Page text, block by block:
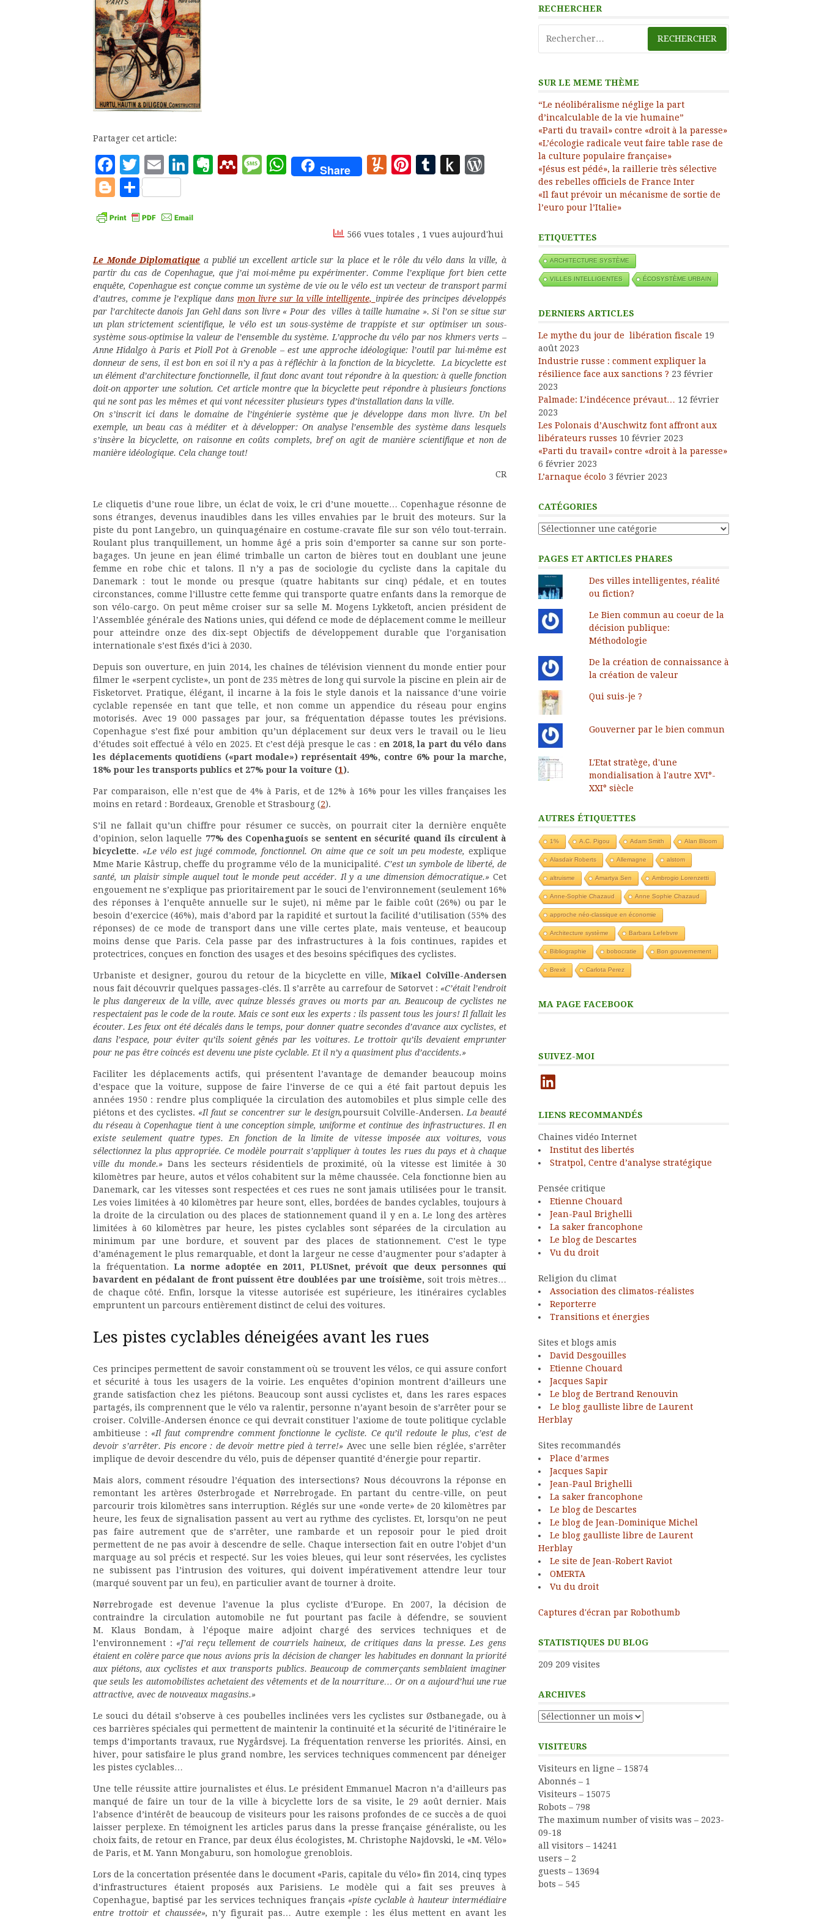
Partager cet article:
Facebook
Twitter
EmailLinkedIn
Evernote
Mendeley
Message
WhatsApp
Share Yummly
Pinterest
Tumblr
PushWordPress
Blogger
Partager
566 vues totales , 1 vues aujourd'hui
Le Monde Diplomatique a publié un excellent article sur la place et le rôle du vélo dans la ville, à
partir du cas de Copenhague, que j’ai moi-même pu expérimenter. Comme l’explique fort bien cette
enquête, Copenhague est conçue comme un système de vie ou le vélo est un vecteur de transport parmi
d’autres, comme je l’explique dans mon livre sur la ville intelligente, inpirée des principes développés
par l’architecte danois Jan Gehl dans son livre « Pour des villes à taille humaine ». Si l’on se situe sur
un plan strictement scientifique, le vélo est un sous-système de trappiste et sur optimiser un sous-
système sous-optimise la valeur de l’ensemble du système. L’approche du vélo par nos khmers verts –
Anne Hidalgo à Paris et Pioll Pot à Grenoble – est une approche idéologique: l’outil par lui-même est
donneur de sens, il est bon en soi il n’y a pas à réfléchir à la fonction de la bicyclette. La bicyclette est
un élément d’architecture fonctionnelle, il faut donc avant tout répondre à la question: à quelle fonction
doit-on apporter une solution. Cet article montre que la bicyclette peut répondre à plusieurs fonctions
qui ne sont pas les mêmes et qui vont nécessiter plusieurs types d’installation dans la ville.
On s’inscrit ici dans le domaine de l’ingénierie système que je développe dans mon livre. Un bel
exemple, un beau cas à méditer et à développer: On analyse l’ensemble des système dans lesquels
s’insère la bicyclette, on raisonne en coûts complets, bref on agit de manière scientifique et non de
manière idéologique. Cela change tout!
CR
Le cliquetis d’une roue libre, un éclat de voix, le cri d’une mouette… Copenhague résonne de
sons étranges, devenus inaudibles dans les villes envahies par le bruit des moteurs. Sur la
piste du pont Langebro, un quinquagénaire en costume-cravate file sur son vélo tout-terrain.
Roulant plus tranquillement, un homme âgé a pris soin d’emporter sa canne sur son porte-
bagages. Un jeune en jean élimé trimballe un carton de bières tout en doublant une jeune
femme en robe chic et talons. Il n’y a pas de sociologie du cycliste dans la capitale du
Danemark : tout le monde ou presque (quatre habitants sur cinq) pédale, et en toutes
circonstances, comme l’illustre cette femme qui transporte quatre enfants dans la remorque de
son vélo-cargo. On peut même croiser sur sa selle M. Mogens Lykketoft, ancien président de
l’Assemblée générale des Nations unies, qui défend ce mode de déplacement comme le meilleur
pour atteindre onze des dix-sept Objectifs de développement durable que l’organisation
internationale s’est fixés d’ici à 2030.
Depuis son ouverture, en juin 2014, les chaînes de télévision viennent du monde entier pour
filmer le «serpent cycliste», un pont de 235 mètres de long qui survole la piscine en plein air de
Fisketorvet. Pratique, élégant, il incarne à la fois le style danois et la naissance d’une voirie
cyclable repensée en tant que telle, et non comme un appendice du réseau pour engins
motorisés. Avec 19 000 passages par jour, sa fréquentation dépasse toutes les prévisions.
Copenhague s’est fixé pour ambition qu’un déplacement sur deux vers le travail ou le lieu
d’études soit effectué à vélo en 2025. Et c’est déjà presque le cas : en 2018, la part du vélo dans
les déplacements quotidiens («part modale») représentait 49%, contre 6% pour la marche,
18% pour les transports publics et 27% pour la voiture (1).
Par comparaison, elle n’est que de 4% à Paris, et de 12% à 16% pour les villes françaises les
moins en retard : Bordeaux, Grenoble et Strasbourg (2).
S’il ne fallait qu’un chiffre pour résumer ce succès, on pourrait citer la dernière enquête
d’opinion, selon laquelle 77% des Copenhaguois se sentent en sécurité quand ils circulent à
bicyclette. «Le vélo est jugé commode, fonctionnel. On aime que ce soit un peu modeste, explique
Mme Marie Kåstrup, cheffe du programme vélo de la municipalité. C’est un symbole de liberté, de
santé, un plaisir simple auquel tout le monde peut accéder. Il y a une dimension démocratique.» Cet
engouement ne s’explique pas prioritairement par le souci de l’environnement (seulement 16%
des réponses à l’enquête annuelle sur le sujet), ni même par le faible coût (26%) ou par le
besoin d’exercice (46%), mais d’abord par la rapidité et surtout la facilité d’utilisation (55% des
réponses) de ce mode de transport dans une ville certes plate, mais venteuse, et beaucoup
moins dense que Paris. Cela passe par des infrastructures à la fois continues, rapides et
protectrices, conçues en fonction des usages et des besoins spécifiques des cyclistes.
Urbaniste et designer, gourou du retour de la bicyclette en ville,Mikael Colville-Andersen
nous fait découvrir quelques passages-clés. Il s’arrête au carrefour de Søtorvet : «C’était l’endroit
le plus dangereux de la ville, avec quinze blessés graves ou morts par an. Beaucoup de cyclistes ne
respectaient pas le code de la route. Mais ce sont eux les experts : ils passent tous les jours! Il fallait les
écouter. Les feux ont été décalés dans le temps, pour donner quatre secondes d’avance aux cyclistes, et
dans l’espace, pour éviter qu’ils soient gênés par les voitures. Le trottoir qu’ils devaient emprunter
pour ne pas être coincés est devenu une piste cyclable. Et il n’y a quasiment plus d’accidents.»
Faciliter les déplacements actifs, qui présentent l’avantage de demander beaucoup moins
d’espace que la voiture, suppose de faire l’inverse de ce qui a été fait partout depuis les
années 1950 : rendre plus compliquée la circulation des automobiles et plus simple celle des
piétons et des cyclistes. «Il faut se concentrer sur le design,poursuit Colville-Andersen. La beauté
du réseau à Copenhague tient à une conception simple, uniforme et continue des infrastructures. Il en
existe seulement quatre types. En fonction de la limite de vitesse imposée aux voitures, vous
sélectionnez la plus appropriée. Ce modèle pourrait s’appliquer à toutes les rues du pays et à chaque
ville du monde.»Dans les secteurs résidentiels de proximité, où la vitesse est limitée à 30
kilomètres par heure, autos et vélos cohabitent sur la même chaussée. Cela fonctionne bien au
Danemark, car les vitesses sont respectées et ces rues ne sont jamais utilisées pour le transit.
Les voies limitées à 40 kilomètres par heure sont, elles, bordées de bandes cyclables, toujours à
la droite de la circulation ou des places de stationnement quand il y en a. Le long des artères
limitées à 60 kilomètres par heure, les pistes cyclables sont séparées de la circulation au
minimum par une bordure, et souvent par des places de stationnement. C’est le type
d’aménagement le plus remarquable, et dont la largeur ne cesse d’augmenter pour s’adapter à
la fréquentation. La norme adoptée en 2011, PLUSnet, prévoit que deux personnes qui
bavardent en pédalant de front puissent être doublées par une troisième, soit trois mètres…
de chaque côté. Enfin, lorsque la vitesse autorisée est supérieure, les itinéraires cyclables
empruntent un parcours entièrement distinct de celui des voitures.
Les pistes cyclables déneigées avant les rues
Ces principes permettent de savoir constamment où se trouvent les vélos, ce qui assure confort
et sécurité à tous les usagers de la voirie. Les enquêtes d’opinion montrent d’ailleurs une
grande satisfaction chez les piétons. Beaucoup sont aussi cyclistes et, dans les rares espaces
partagés, ils comprennent que le vélo va ralentir, personne n’ayant besoin de s’arrêter pour se
croiser. Colville-Andersen énonce ce qui devrait constituer l’axiome de toute politique cyclable
ambitieuse : «Il faut comprendre comment fonctionne le cycliste. Ce qu’il redoute le plus, c’est de
devoir s’arrêter. Pis encore : de devoir mettre pied à terre!» Avec une selle bien réglée, s’arrêter
implique de devoir descendre du vélo, puis de dépenser quantité d’énergie pour repartir.
Mais alors, comment résoudre l’équation des intersections? Nous découvrons la réponse en
remontant les artères Østerbrogade et Nørrebrogade. En partant du centre-ville, on peut
parcourir trois kilomètres sans interruption. Réglés sur une «onde verte» de 20 kilomètres par
heure, les feux de signalisation passent au vert au rythme des cyclistes. Et, lorsqu’on ne peut
pas faire autrement que de s’arrêter, une rambarde et un reposoir pour le pied droit
permettent de ne pas avoir à descendre de selle. Chaque intersection fait en outre l’objet d’un
marquage au sol précis et respecté. Sur les voies bleues, qui leur sont réservées, les cyclistes
ne subissent pas l’intrusion des voitures, qui doivent impérativement attendre leur tour
(marqué souvent par un feu), en particulier avant de tourner à droite.
Nørrebrogade est devenue l’avenue la plus cycliste d’Europe. En 2007, la décision de
contraindre la circulation automobile ne fut pourtant pas facile à défendre, se souvient
M. Klaus Bondam, à l’époque maire adjoint chargé des services techniques et de
l’environnement : «J’ai reçu tellement de courriels haineux, de critiques dans la presse. Les gens
étaient en colère parce que nous avions pris la décision de changer les habitudes en donnant la priorité
aux piétons, aux cyclistes et aux transports publics. Beaucoup de commerçants semblaient imaginer
que seuls les automobilistes achetaient des vêtements et de la nourriture… Or on a aujourd’hui une rue
attractive, avec de nouveaux magasins.»
Le souci du détail s’observe à ces poubelles inclinées vers les cyclistes sur Østbanegade, ou à
ces barrières spéciales qui permettent de maintenir la continuité et la sécurité de l’itinéraire le
temps d’importants travaux, rue Nygårdsvej. La fréquentation renverse les priorités. Ainsi, en
hiver, pour satisfaire le plus grand nombre, les services techniques commencent par déneiger
les pistes cyclables…
Une telle réussite attire journalistes et élus. Le président Emmanuel Macron n’a d’ailleurs pas
manqué de faire un tour de la ville à bicyclette lors de sa visite, le 29 août dernier. Mais
l’absence d’intérêt de beaucoup de visiteurs pour les raisons profondes de ce succès a de quoi
laisser perplexe. En témoignent les articles parus dans la presse française généraliste, ou les
choix faits, de retour en France, par deux élus écologistes, M. Christophe Najdovski, le «M. Vélo»
de Paris, et M. Yann Mongaburu, son homologue grenoblois.
Lors de la concertation présentée dans le document «Paris, capitale du vélo» fin 2014, cinq types
d’infrastructures étaient proposés aux Parisiens. Le modèle qui a fait ses preuves à
Copenhague, baptisé par les services techniques français «piste cyclable à hauteur intermédiaire
entre trottoir et chaussée», n’y figurait pas… Autre exemple : les élus mettent en avant les
RECHERCHER
SUR LE MEME THÈME
“Le néolibéralisme néglige la part
d’incalculable de la vie humaine”
«Parti du travail» contre «droit à la paresse»
«L’écologie radicale veut faire table rase de
la culture populaire française»
«Jésus est pédé», la raillerie très sélective
des rebelles officiels de France Inter
«Il faut prévoir un mécanisme de sortie de
l’euro pour l’Italie»
ETIQUETTES
ARCHITECTURE SYSTÈME
VILLES INTELLIGENTES ÉCOSYSTÈME URBAIN
DERNIERS ARTICLES
Le mythe du jour de libération fiscale 19
août 2023
Industrie russe : comment expliquer la
résilience face aux sanctions ? 23 février
2023
Palmade: L’indécence prévaut… 12 février
2023
Les Polonais d’Auschwitz font affront aux
libérateurs russes 10 février 2023
«Parti du travail» contre «droit à la paresse»
6 février 2023
L’arnaque écolo 3 février 2023
CATÉGORIES
Catégories
PAGES ET ARTICLES PHARES
Des villes intelligentes, réalité
ou fiction?
Le Bien commun au coeur de la
décision publique:
Méthodologie
De la création de connaissance à
la création de valeur
Qui suis-je ?
Gouverner par le bien commun
L'Etat stratège, d'une
mondialisation à l'autre XVI°-
XXI° siècle
AUTRES ÉTIQUETTES
1% A.C. Pigou Adam Smith Alan Bloom
Alasdair Roberts Allemagne alstom
altruisme Amartya Sen Ambrogio Lorenzetti
Anne-Sophie Chazaud Anne Sophie Chazaud
approche néo-classique en économie
Architecture système Barbara Lefebvre
Bibliographie bobocratie Bon gouvernement
Brexit Carlota Perez
MA PAGE FACEBOOK
SUIVEZ-MOI
LinkedIn
LIENS RECOMMANDÉS
Chaines vidéo Internet
Institut des libertés
Stratpol, Centre d’analyse stratégique
Pensée critique
Etienne Chouard
Jean-Paul Brighelli
La saker francophone
Le blog de Descartes
Vu du droit
Religion du climat
Association des climatos-réalistes
Reporterre
Transitions et énergies
Sites et blogs amis
David Desgouilles
Etienne Chouard
Jacques Sapir
Le blog de Bertrand Renouvin
Le blog gaulliste libre de Laurent
Herblay
Sites recommandés
Place d’armes
Jacques Sapir
Jean-Paul Brighelli
La saker francophone
Le blog de Descartes
Le blog de Jean-Dominique Michel
Le blog gaulliste libre de Laurent
Herblay
Le site de Jean-Robert Raviot
OMERTA
Vu du droit
Captures d'écran par Robothumb
STATISTIQUES DU BLOG
209 209 visites
ARCHIVES
Archives
VISITEURS
Visiteurs en ligne – 15874
Abonnés – 1
Visiteurs – 15075
Robots – 798
The maximum number of visits was – 2023-
09-18
all visitors – 14241
users – 2
guests – 13694
bots – 545